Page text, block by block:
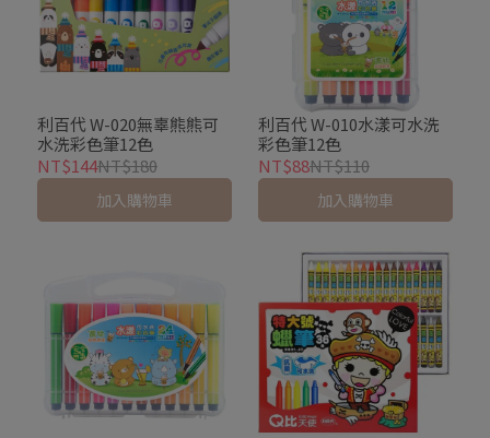
利百代 W-020無辜熊熊可
水洗彩色筆12色
NT$144NT$180
加入購物車
利百代 W-010水漾可水洗
彩色筆12色
NT$88NT$110
加入購物車